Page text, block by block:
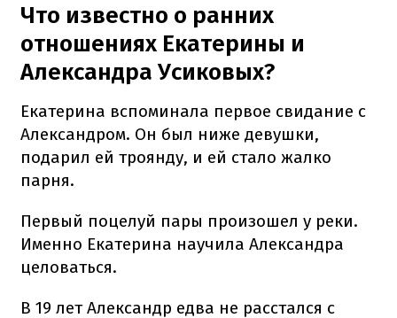
Что известно о ранних
отношениях Екатерины и
Александра Усиковых?
Екатерина вспоминала первое свидание с
Александром. Он был ниже девушки,
подарил ей троянду, и ей стало жалко
парня.
Первый поцелуй пары произошел у реки.
Именно Екатерина научила Александра
целоваться.
В 19 лет Александр едва не расстался с